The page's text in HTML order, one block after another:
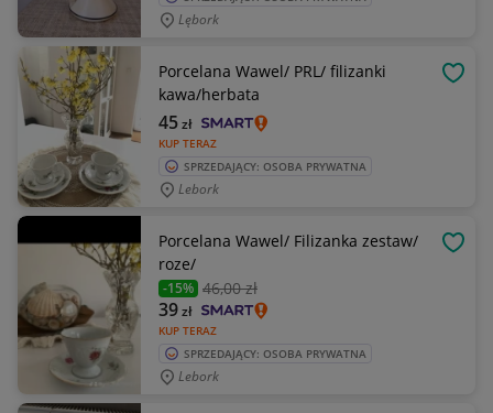
Lębork
Porcelana Wawel/ PRL/ filizanki
kawa/herbata
KUP TERAZ
45zł
SPRZEDAJĄCY: OSOBA PRYWATNA
Lebork
Porcelana Wawel/ Filizanka zestaw/
roze/
-15% 46,00 zł
KUP TERAZ
39zł
SPRZEDAJĄCY: OSOBA PRYWATNA
Lebork